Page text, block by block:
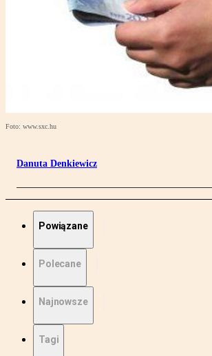
Foto: www.sxc.hu
Danuta Denkiewicz
Powiązane
Polecane
Najnowsze
Tagi